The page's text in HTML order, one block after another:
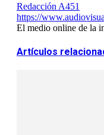
Redacción A451
https://
El medio online de la
Artículos